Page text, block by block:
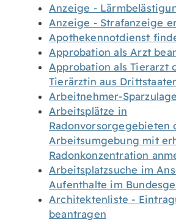
Anzeige -
Anzeige - Strafanzeige
Apothekennotdienst
Approbation als Arzt
Approbation als Tierarzt
Tierärztin aus
Arbeitnehmer-
Arbeitsplätze in
Radonvorsorgegebieten
Arbeitsumgebung mit
Radonkonzentration
Arbeitsplatzsuche im
Aufenthalte im
Architektenliste -
beantragen